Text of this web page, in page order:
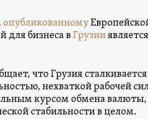
опубликованному
для бизнеса вГрузии
что Грузия
нехваткой рабочей
курсом обмена
стабильности в целом.